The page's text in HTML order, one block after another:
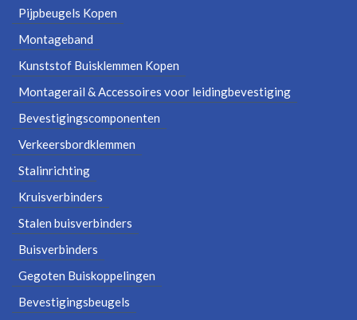
Pijpbeugels Kopen
Montageband
Kunststof Buisklemmen Kopen
Montagerail & Accessoires voor leidingbevestiging
Bevestigingscomponenten
Verkeersbordklemmen
Stalinrichting
Kruisverbinders
Stalen buisverbinders
Buisverbinders
Gegoten Buiskoppelingen
Bevestigingsbeugels